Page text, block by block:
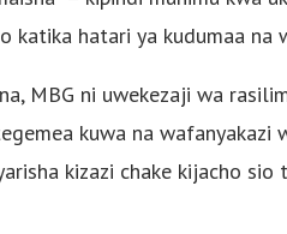
katika hatari ya kudumaa
MBG ni uwekezaji wa
kuwa na
kizazi chake kijacho